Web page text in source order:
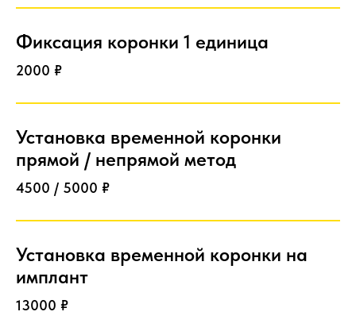
Фиксация коронки 1 единица
2000 ₽
Установка временной коронки
прямой / непрямой метод
4500 / 5000 ₽
Установка временной коронки на
имплант
13000 ₽